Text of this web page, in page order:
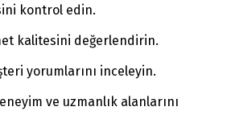
kontrol edin.
kalitesini değerlendirin.
yorumlarını inceleyin.
ve uzmanlık alanlarını